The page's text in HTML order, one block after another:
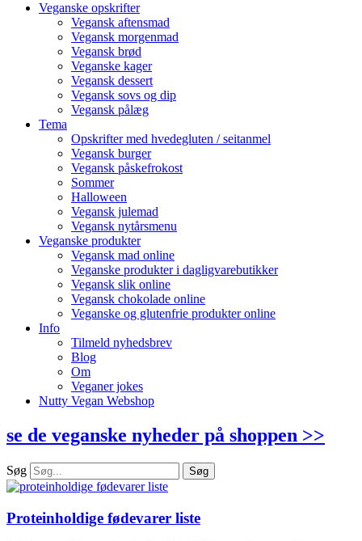
Veganske opskrifter
Vegansk aftensmad
Vegansk morgenmad
Vegansk brød
Veganske kager
Vegansk dessert
Vegansk sovs og dip
Vegansk pålæg
Tema
Opskrifter med hvedegluten / seitanmel
Vegansk burger
Vegansk påskefrokost
Sommer
Halloween
Vegansk julemad
Vegansk nytårsmenu
Veganske produkter
Vegansk mad online
Veganske produkter i dagligvarebutikker
Vegansk slik online
Vegansk chokolade online
Veganske og glutenfrie produkter online
Info
Tilmeld nyhedsbrev
Blog
Om
Veganer jokes
Nutty Vegan Webshop
se de veganske nyheder på shoppen >>
Søg Søg
Proteinholdige fødevarer liste